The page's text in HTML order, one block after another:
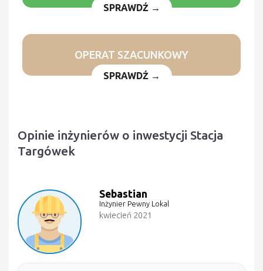
SPRAWDŹ →
OPERAT SZACUNKOWY
SPRAWDŹ →
Opinie inżynierów o inwestycji Stacja
Targówek
Sebastian
Inżynier Pewny Lokal
kwiecień 2021